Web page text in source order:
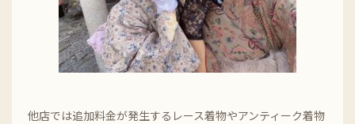
他店では追加料金が発生するレース着物やアンティーク着物